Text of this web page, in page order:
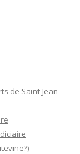
de Saint-Jean-